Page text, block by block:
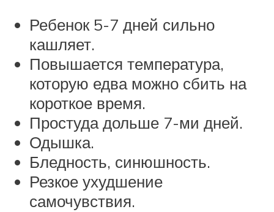
Ребенок 5-7 дней сильно
кашляет.
Повышается температура,
которую едва можно сбить на
короткое время.
Простуда дольше 7-ми дней.
Одышка.
Бледность, синюшность.
Резкое ухудшение
самочувствия.